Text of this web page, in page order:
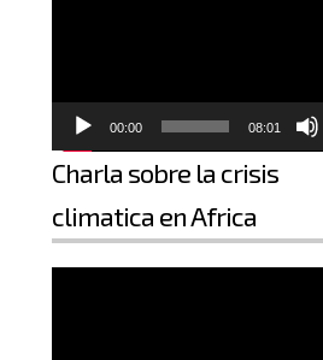
00:00 08:01
Charla sobre la crisis
climatica en Africa
Reproductor de vídeo